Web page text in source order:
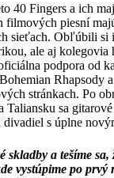
40 Fingers a ich
filmových piesní
sieťach. Obľúbili si
ale aj
podpora od
Rhapsody
stránkach. Po
Taliansku sa
s úplne
skladby a tešíme sa,
vystúpime po prvý